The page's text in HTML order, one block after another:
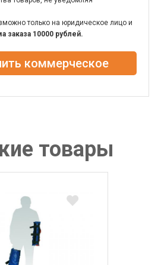
только на юридическое лицо и
заказа 10000 рублей.
коммерческое
товары